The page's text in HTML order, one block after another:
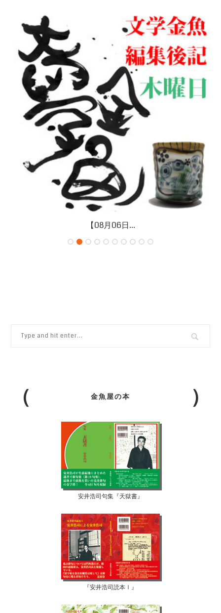
【08月06日...
金魚屋の本
安井浩司句集『天獄書』
『安井浩司読本Ⅰ』